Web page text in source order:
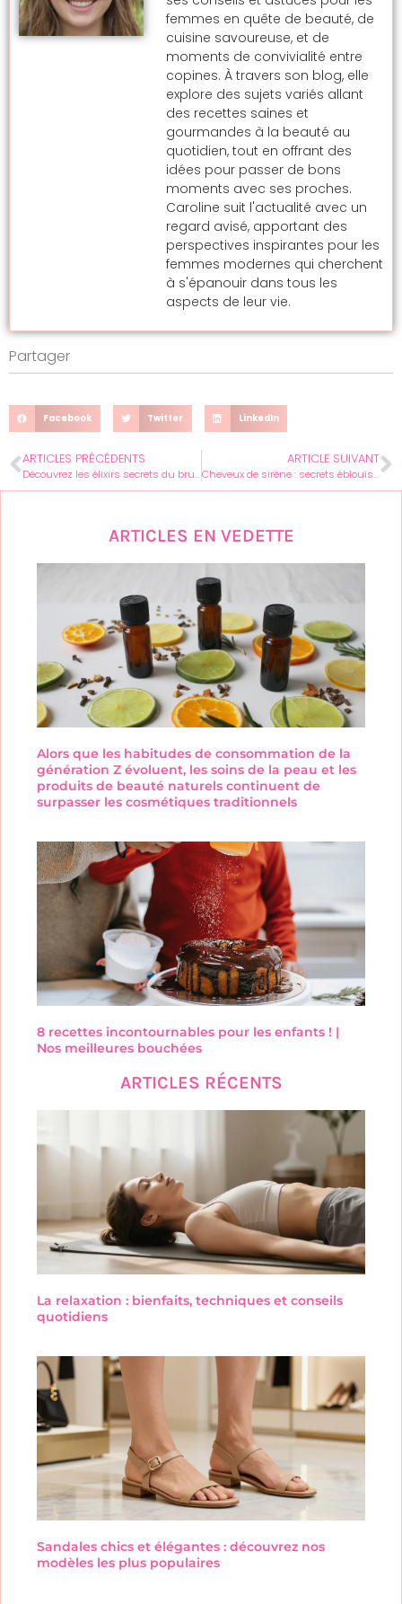
femmes en quête de beauté, de
cuisine savoureuse, et de
moments de convivialité entre
copines. À travers son blog, elle
explore des sujets variés allant
des recettes saines et
gourmandes à la beauté au
quotidien, tout en offrant des
idées pour passer de bons
moments avec ses proches.
Caroline suit l'actualité avec un
regard avisé, apportant des
perspectives inspirantes pour les
femmes modernes qui cherchent
à s'épanouir dans tous les
aspects de leur vie.
Partager
Facebook Twitter LinkedIn
ARTICLES PRÉCÉDENTS
Découvrez les élixirs secrets du brunch élégant pour elle
ARTICLE SUIVANT
Cheveux de sirène : secrets éblouissants pour une brillance fabuleuse
ARTICLES EN VEDETTE
Alors que les habitudes de consommation de la
génération Z évoluent, les soins de la peau et les
produits de beauté naturels continuent de
surpasser les cosmétiques traditionnels
8 recettes incontournables pour les enfants ! |
Nos meilleures bouchées
ARTICLES RÉCENTS
La relaxation : bienfaits, techniques et conseils
quotidiens
Sandales chics et élégantes : découvrez nos
modèles les plus populaires